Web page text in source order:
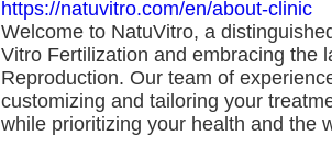
https://natuvitro.com/en/about-clinic
Welcome to NatuVitro, a
Vitro Fertilization and embracing the
Reproduction. Our team of
customizing and tailoring your
while prioritizing your health and the